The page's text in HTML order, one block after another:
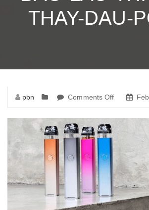
THAY-DAU-
pbn Comments Off
lau-
thay-
dau-
pod-
6